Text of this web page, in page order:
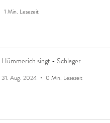
1 Min. Lesezeit
Hümmerich singt - Schlager
31. Aug. 2024 0 Min. Lesezeit